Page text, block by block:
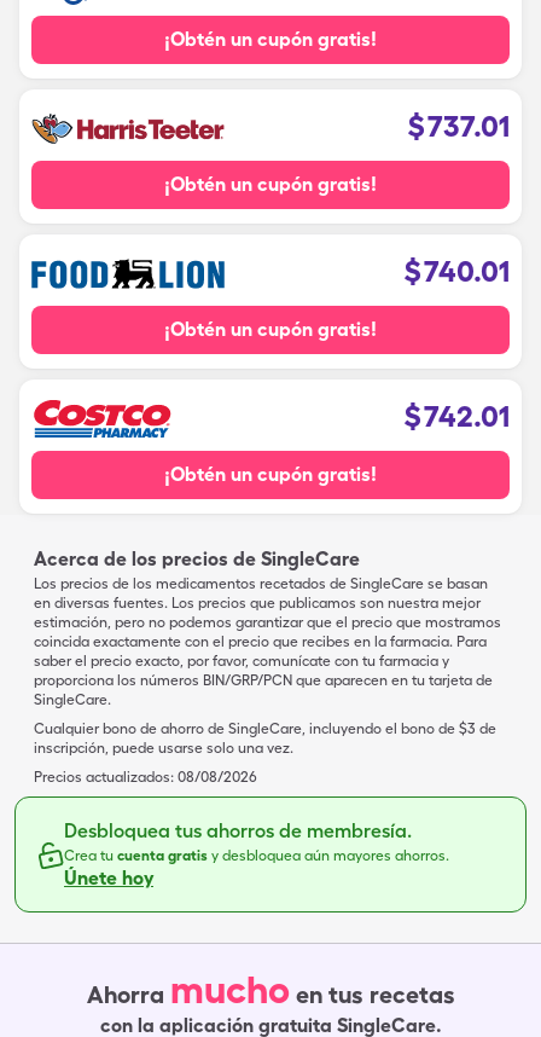
¡Obtén un cupón gratis!
$737.01
¡Obtén un cupón gratis!
$740.01
¡Obtén un cupón gratis!
$742.01
¡Obtén un cupón gratis!
Acerca de los precios de SingleCare
Los precios de los medicamentos recetados de SingleCare se basan
en diversas fuentes. Los precios que publicamos son nuestra mejor
estimación, pero no podemos garantizar que el precio que mostramos
coincida exactamente con el precio que recibes en la farmacia. Para
saber el precio exacto, por favor, comunícate con tu farmacia y
proporciona los números BIN/GRP/PCN que aparecen en tu tarjeta de
SingleCare.
Cualquier bono de ahorro de SingleCare, incluyendo el bono de $3 de
inscripción, puede usarse solo una vez.
Precios actualizados: 08/08/2026
Desbloquea tus ahorros de membresía.
Crea tu cuenta gratis y desbloquea aún mayores ahorros.
Únete hoy
Ahorra mucho en tus recetas
con la aplicación gratuita SingleCare.